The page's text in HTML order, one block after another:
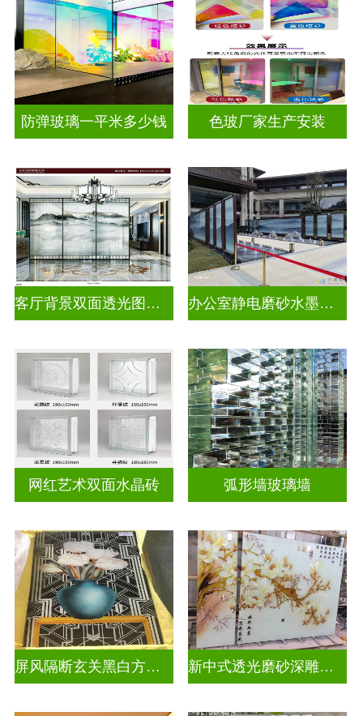
防弹玻璃一平米多少钱 色玻厂家生产安装
客厅背景双面透光图案水墨山水画玻璃 办公室静电磨砂水墨山水画玻璃
网红艺术双面水晶砖 弧形墙玻璃墙
屏风隔断玄关黑白方块深雕双面效果 新中式透光磨砂深雕浮雕玻璃